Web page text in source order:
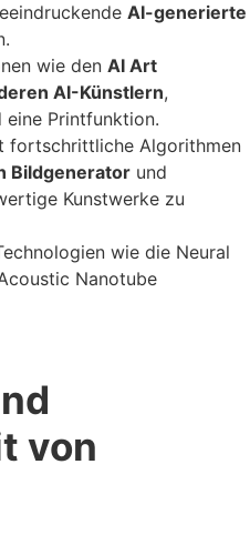
AI-generierte
wie den AI Art
AI-Künstlern,
Printfunktion.
fortschrittliche Algorithmen
Bildgenerator und
Kunstwerke zu
wie die Neural
Nanotube
von